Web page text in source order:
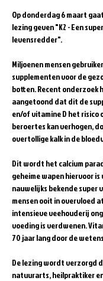
Op donderdag 6 maart
lezing geven "K2 - Een
levensredder".
Miljoenen mensen
supplementen voor de
botten. Recent onderzoek
aangetoond dat dit de
en/of vitamine D het risico
beroertes kan verhogen,
overtollige kalk in de
Dit wordt het calcium
geheime wapen hiervoor is
nauwelijks bekende super
mensen ooit in overvloed
intensieve veehouderij
voeding is verdwenen.
70 jaar lang door de
De lezing wordt verzorgd
natuurarts, heilpraktiker